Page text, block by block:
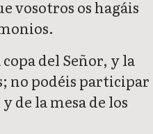
vosotros os hagáis
del Señor, y la
no podéis participar
de la mesa de los